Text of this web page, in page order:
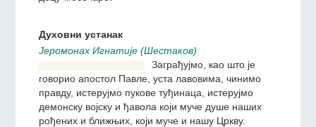
Наша деца
Jeромонах Игнатиjе (Шестаков)
Ова прича се понавља и